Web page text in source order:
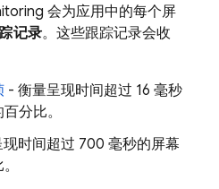
会为应用中的每个屏
记录。这些跟踪记录会收
- 衡量呈现时间超过 16 毫秒
分比。
时间超过 700 毫秒的屏幕